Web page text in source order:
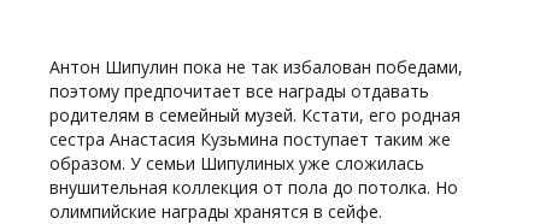
Антон Шипулин пока не так избалован победами,
поэтому предпочитает все награды отдавать
родителям в семейный музей. Кстати, его родная
сестра Анастасия Кузьмина поступает таким же
образом. У семьи Шипулиных уже сложилась
внушительная коллекция от пола до потолка. Но
олимпийские награды хранятся в сейфе.